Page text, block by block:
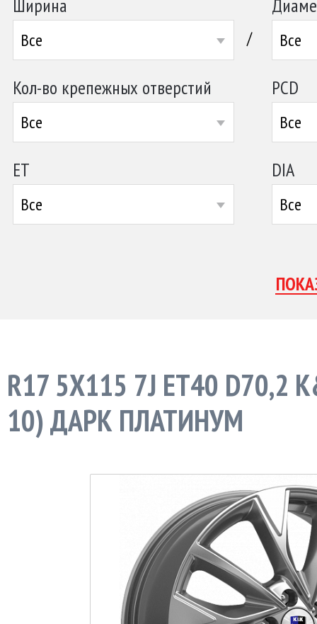
Ширина
Все / Все
Кол-во крепежных отверстий
Все
PCD
Все
ET
Все
DIA
Все
R17 5X115 7J ET40
10) ДАРК ПЛАТИНУМ